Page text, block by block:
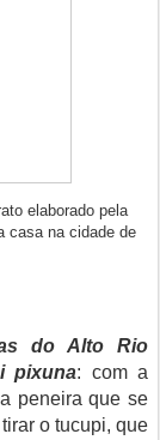
elaborado pela
casa na cidade de
do Alto Rio
pixuna: com a
peneira que se
o tucupi, que